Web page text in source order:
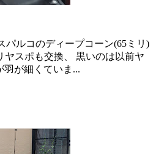
パルコのディープコーン(65ミリ)
スポも交換、 黒いのは以前ヤ
羽が細くていま...